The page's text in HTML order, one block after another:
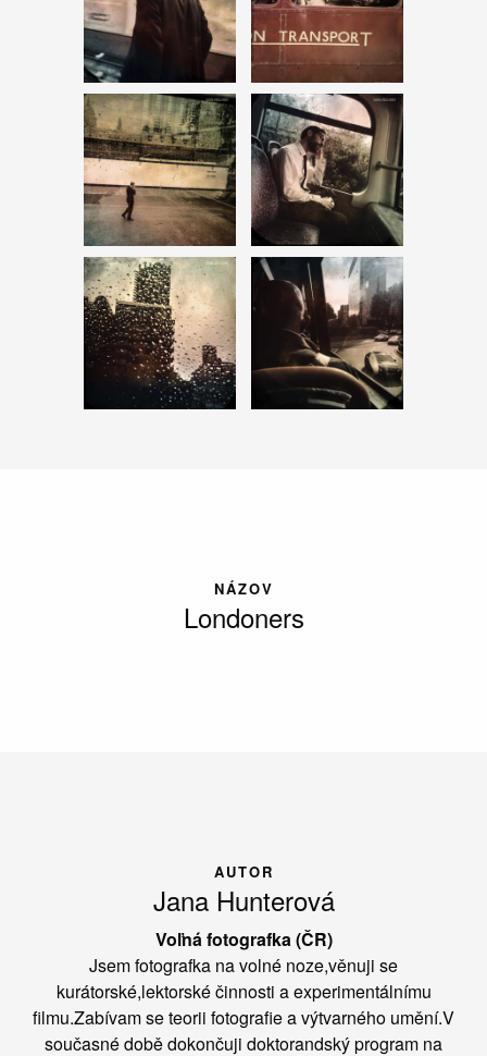
NÁZOV
Londoners
AUTOR
Jana Hunterová
Voľná fotografka (ČR)
Jsem fotografka na volné noze,věnuji se
kurátorské,lektorské činnosti a experimentálnímu
filmu.Zabívam se teorii fotografie a výtvarného umění.V
současné době dokončuji doktorandský program na